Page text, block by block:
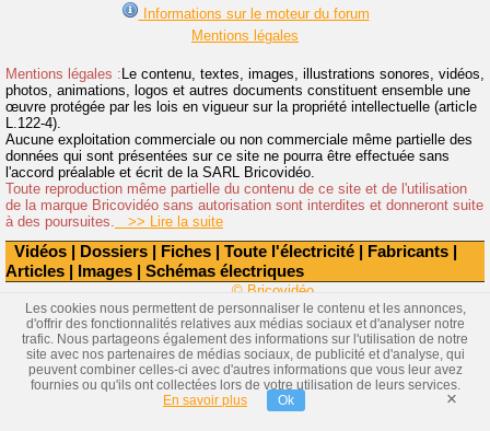
Vidéos | Dossiers | Fiches | Toute l'électricité | Fabricants |
Articles | Images | Schémas électriques
Informations sur le moteur du forum
Mentions légales
Mentions légales : Le contenu, textes, images, illustrations sonores, vidéos,
photos, animations, logos et autres documents constituent ensemble une
œuvre protégée par les lois en vigueur sur la propriété intellectuelle (article
L.122-4).
Aucune exploitation commerciale ou non commerciale même partielle des
données qui sont présentées sur ce site ne pourra être effectuée sans
l'accord préalable et écrit de la SARL Bricovidéo.
Toute reproduction même partielle du contenu de ce site et de l'utilisation
de la marque Bricovidéo sans autorisation sont interdites et donneront suite
à des poursuites.
>> Lire la suite
© Bricovidéo
Les cookies nous permettent de personnaliser le contenu et les annonces,
d'offrir des fonctionnalités relatives aux médias sociaux et d'analyser notre
trafic. Nous partageons également des informations sur l'utilisation de notre
site avec nos partenaires de médias sociaux, de publicité et d'analyse, qui
peuvent combiner celles-ci avec d'autres informations que vous leur avez
fournies ou qu'ils ont collectées lors de votre utilisation de leurs services.
En savoir plus
Ok ×